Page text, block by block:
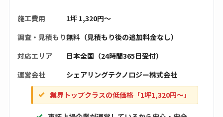
施工費用
1坪 1,320円〜
調査・見積もり無料（見積もり後の追加料金なし）
対応エリア
日本全国（24時間365日受付）
運営会社
シェアリングテクノロジー株式会社
業界トップクラスの低価格「1坪1,320円〜」